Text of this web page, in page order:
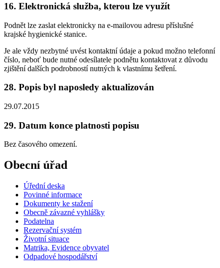
16. Elektronická služba, kterou lze využít
Podnět lze zaslat elektronicky na e-mailovou adresu příslušné
krajské hygienické stanice.
Je ale vždy nezbytné uvést kontaktní údaje a pokud možno telefonní
číslo, neboť bude nutné odesílatele podnětu kontaktovat z důvodu
zjištění dalších podrobností nutných k vlastnímu šetření.
28. Popis byl naposledy aktualizován
29.07.2015
29. Datum konce platnosti popisu
Bez časového omezení.
Obecní úřad
Úřední deska
Povinné informace
Dokumenty ke stažení
Obecně závazné vyhlášky
Podatelna
Rezervační systém
Životní situace
Matrika, Evidence obyvatel
Odpadové hospodářství